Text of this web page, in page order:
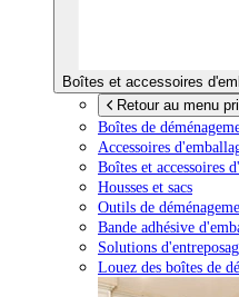
Boîtes et accessoires
Retour au menu
Boîtes de
Accessoires
Boîtes et accessoires
Housses et sacs
Outils de
Bande adhésive
Solutions
Louez des boîtes de